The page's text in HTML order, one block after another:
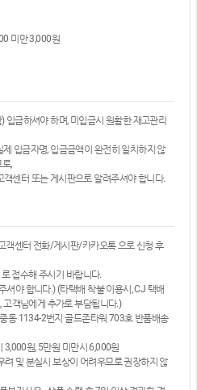
미만 3,000원
금하셔야 하며, 미입금시 원활한 재고관리
입금자명, 입금금액이 완전히 일치하지 않
,
센터 또는 게시판으로 알려주셔야 합니다.
객센터 전화/게시판/카카오톡 으로 신청 후
접수해 주시기 바랍니다.
셔야 합니다.) (타택배 착불 이용시, CJ 택배
객님에게 추가로 부담됩니다.)
동 1134-2번지 골드존타워 703호 반품배송
3,000원, 5만원 미만시 6,000원
및 분실시 보상이 어려우므로 권장하지 않